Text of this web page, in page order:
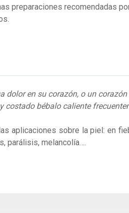
preparaciones recomendadas
dolor en su corazón, o un
costado bébalo caliente
aplicaciones sobre la piel: en
parálisis, melancolía….